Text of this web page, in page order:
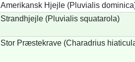
Amerikansk Hjejle (Pluvialis
Strandhjejle (Pluvialis squatarola)
Stor Præstekrave (Charadrius